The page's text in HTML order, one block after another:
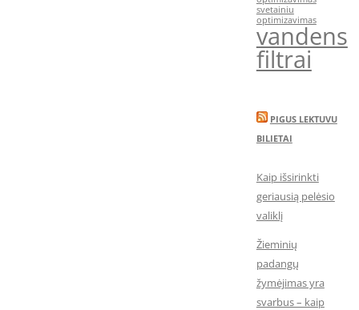
svetainiu
optimizavimas
vandens
filtrai
PIGUS LEKTUVU
BILIETAI
Kaip išsirinkti
geriausią pelėsio
valiklį
Žieminių
padangų
žymėjimas yra
svarbus – kaip